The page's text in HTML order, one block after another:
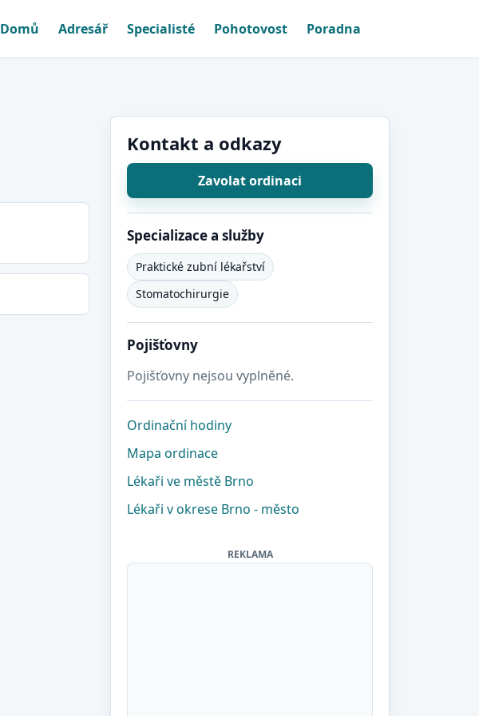
Domů Adresář Specialisté Pohotovost Poradna
Kontakt a odkazy
Zavolat ordinaci
Specializace a služby
Praktické zubní lékařství
Stomatochirurgie
Pojišťovny
Pojišťovny nejsou vyplněné.
Ordinační hodiny
Mapa ordinace
Lékaři ve městě Brno
Lékaři v okrese Brno - město
REKLAMA